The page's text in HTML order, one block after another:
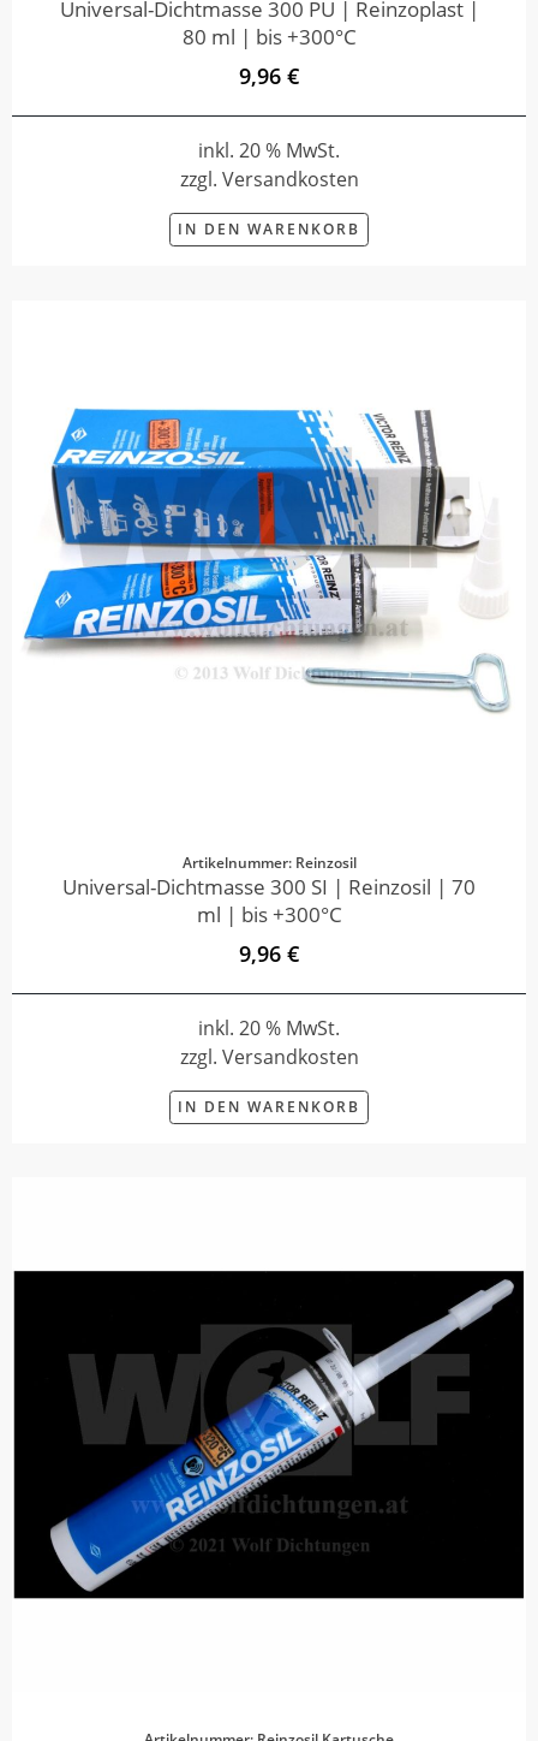
Universal-Dichtmasse 300 PU | Reinzoplast |
80 ml | bis +300°C
9,96 €
inkl. 20 % MwSt.
zzgl. Versandkosten
IN DEN WARENKORB
Artikelnummer: Reinzosil
Universal-Dichtmasse 300 SI | Reinzosil | 70
ml | bis +300°C
9,96 €
inkl. 20 % MwSt.
zzgl. Versandkosten
IN DEN WARENKORB